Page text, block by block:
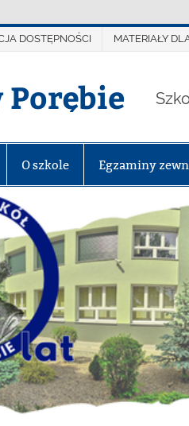
DOSTĘPNOŚCI MATERIAŁY
Porębie
O szkole Egzaminy